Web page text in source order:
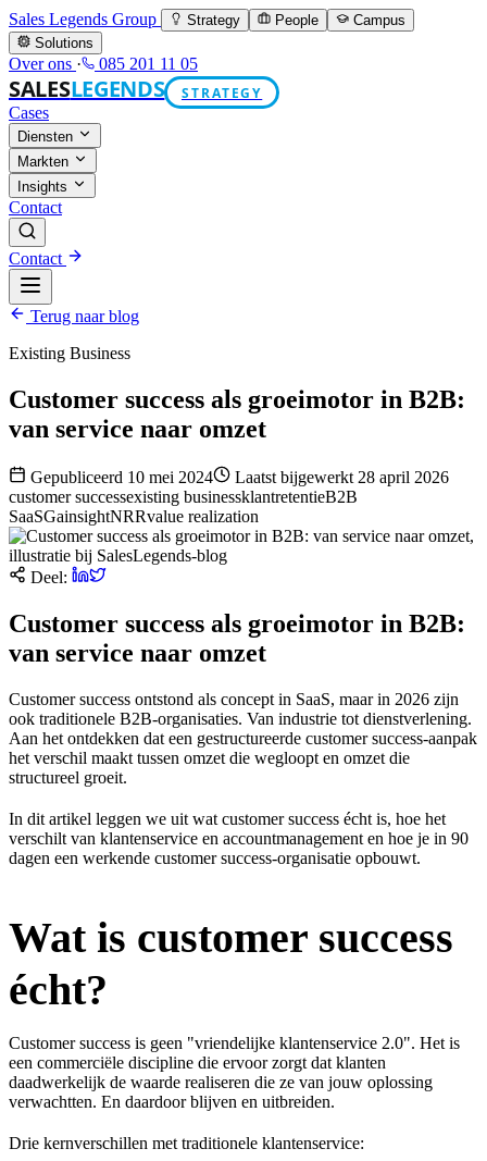
Sales Legends Group Strategy People
Campus
Solutions
Over ons · 085 201 11 05
SALESLEGENDS
STRATEGY
Cases
Diensten
Markten
Insights
Contact
Contact
Terug naar blog
Existing Business
Customer success als groeimotor in B2B:
van service naar omzet
Gepubliceerd 10 mei 2024
Laatst bijgewerkt 28 april 2026
customer successexisting businessklantretentieB2B
SaaSGainsightNRRvalue realization
Deel:
Customer success als groeimotor in B2B:
van service naar omzet
Customer success ontstond als concept in SaaS, maar in 2026 zijn
ook traditionele B2B-organisaties. Van industrie tot dienstverlening.
Aan het ontdekken dat een gestructureerde customer success-aanpak
het verschil maakt tussen omzet die wegloopt en omzet die
structureel groeit.
In dit artikel leggen we uit wat customer success écht is, hoe het
verschilt van klantenservice en accountmanagement en hoe je in 90
dagen een werkende customer success-organisatie opbouwt.
Wat is customer success
écht?
Customer success is geen "vriendelijke klantenservice 2.0". Het is
een commerciële discipline die ervoor zorgt dat klanten
daadwerkelijk de waarde realiseren die ze van jouw oplossing
verwachtten. En daardoor blijven en uitbreiden.
Drie kernverschillen met traditionele klantenservice: